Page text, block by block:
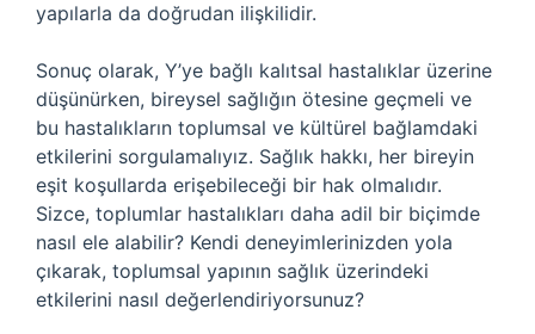
yapılarla da doğrudan ilişkilidir.
Sonuç olarak, Y’ye bağlı kalıtsal hastalıklar üzerine
düşünürken, bireysel sağlığın ötesine geçmeli ve
bu hastalıkların toplumsal ve kültürel bağlamdaki
etkilerini sorgulamalıyız. Sağlık hakkı, her bireyin
eşit koşullarda erişebileceği bir hak olmalıdır.
Sizce, toplumlar hastalıkları daha adil bir biçimde
nasıl ele alabilir? Kendi deneyimlerinizden yola
çıkarak, toplumsal yapının sağlık üzerindeki
etkilerini nasıl değerlendiriyorsunuz?